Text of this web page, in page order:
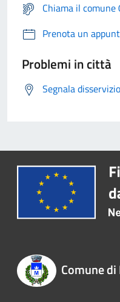
Chiama il
Prenota un
Problemi in città
Segnala disservizio
Comune